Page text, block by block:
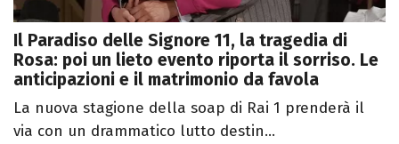
Il Paradiso delle Signore 11, la tragedia di
Rosa: poi un lieto evento riporta il sorriso. Le
anticipazioni e il matrimonio da favola
La nuova stagione della soap di Rai 1 prenderà il
via con un drammatico lutto destin...